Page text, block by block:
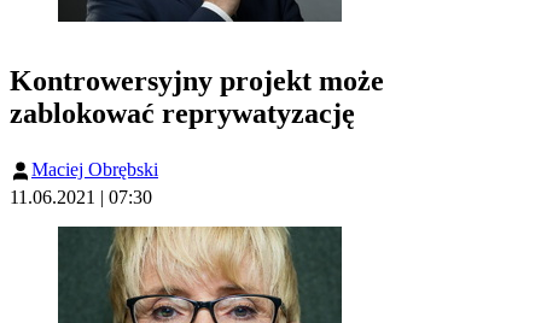
Kontrowersyjny projekt może
zablokować reprywatyzację
Maciej Obrębski
11.06.2021 | 07:30